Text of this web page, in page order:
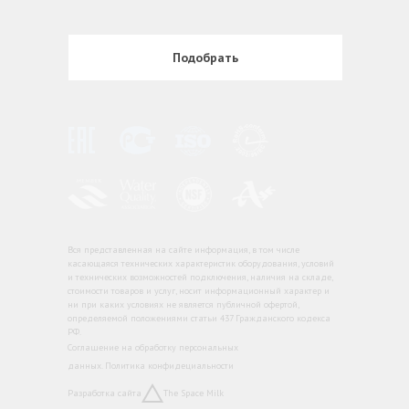
Подобрать
Соглашение на обработку персональных
данных. Политика конфидециальности
Вся представленная на сайте информация, в том числе
касающаяся технических характеристик оборудования, условий
и технических возможностей подключения, наличия на складе,
стоимости товаров и услуг, носит информационный характер и
ни при каких условиях не является публичной офертой,
определяемой положениями статьи 437 Гражданского кодекса
РФ.
Разработка сайта The Space Milk